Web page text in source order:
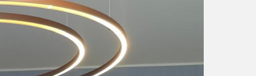
ا
ل
ك